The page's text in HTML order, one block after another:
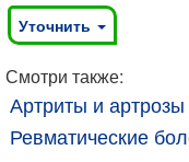
Уточнить
Смотри также:
Артриты и артрозы
Ревматические